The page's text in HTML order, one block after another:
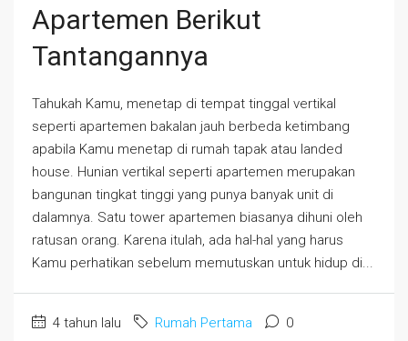
Apartemen Berikut
Tantangannya
Tahukah Kamu, menetap di tempat tinggal vertikal
seperti apartemen bakalan jauh berbeda ketimbang
apabila Kamu menetap di rumah tapak atau landed
house. Hunian vertikal seperti apartemen merupakan
bangunan tingkat tinggi yang punya banyak unit di
dalamnya. Satu tower apartemen biasanya dihuni oleh
ratusan orang. Karena itulah, ada hal-hal yang harus
Kamu perhatikan sebelum memutuskan untuk hidup di...
4 tahun lalu Rumah Pertama 0